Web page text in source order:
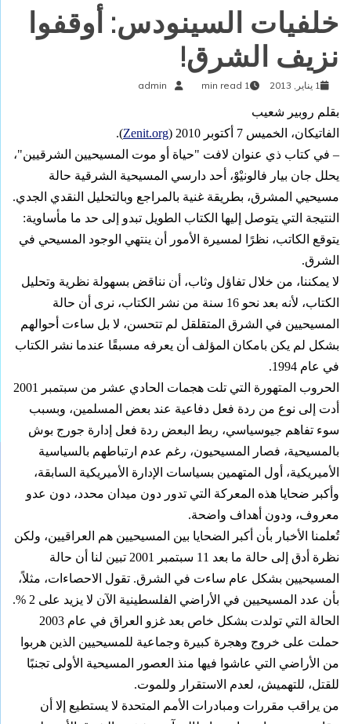
خلفيات السينودس: أوقفوا
نزيف الشرق!
1 يناير, 2013 1 min read
admin
بقلم روبير شعيب
الفاتيكان، الخميس 7 أكتوبر 2010 (
Zenit.org
).
– في كتاب ذي عنوان لافت "حياة أو موت المسيحيين الشرقيين"،
يحلل جان بيار فالونيْوْ، أحد دارسي المسيحية الشرقية حالة
مسيحيي المشرق، بطريقة غنية بالمراجع وبالتحليل النقدي الجدي.
النتيجة التي يتوصل إليها الكتاب الطويل تبدو إلى حد ما مأساوية:
يتوقع الكاتب، نظرًا لمسيرة الأمور أن ينتهي الوجود المسيحي في
الشرق.
لا يمكننا، من خلال تفاؤل وثاب، أن نناقض بسهولة نظرية وتحليل
الكتاب، لأنه بعد نحو 16 سنة من نشر الكتاب، نرى أن حالة
المسيحيين في الشرق المتقلقل لم تتحسن، لا بل ساءت أحوالهم
بشكل لم يكن بامكان المؤلف أن يعرفه مسبقًا عندما نشر الكتاب
في عام 1994.
الحروب المتهورة التي تلت هجمات الحادي عشر من سبتمبر 2001
أدت إلى نوع من ردة فعل دفاعية عند بعض المسلمين، وبسبب
سوء تفاهم جيوسياسي، ربط البعض ردة فعل إدارة جورج بوش
بالمسيحية، فصار المسيحيون، رغم عدم ارتباطهم بالسياسية
الأميريكية، أول المتهمين بسياسات الإدارة الأميريكية السابقة،
وأكبر ضحايا هذه المعركة التي تدور دون ميدان محدد، دون عدو
معروف، ودون أهداف واضحة.
تُعلمنا الأخبار بأن أكبر الضحايا بين المسيحيين هم العراقيين، ولكن
نظرة أدق إلى حالة ما بعد 11 سبتمبر 2001 تبين لنا أن حالة
المسيحيين بشكل عام ساءت في الشرق. تقول الاحصاءات، مثلاً،
بأن عدد المسيحيين في الأراضي الفلسطينية الآن لا يزيد على 2 %.
الحالة التي تولدت بشكل خاص بعد غزو العراق في عام 2003
حملت على خروج وهجرة كبيرة وجماعية للمسيحيين الذين هربوا
من الأراضي التي عاشوا فيها منذ العصور المسيحية الأولى تجنبًا
للقتل، للتهميش، لعدم الاستقرار وللموت.
من يراقب مقررات ومبادرات الأمم المتحدة لا يستطيع إلا أن